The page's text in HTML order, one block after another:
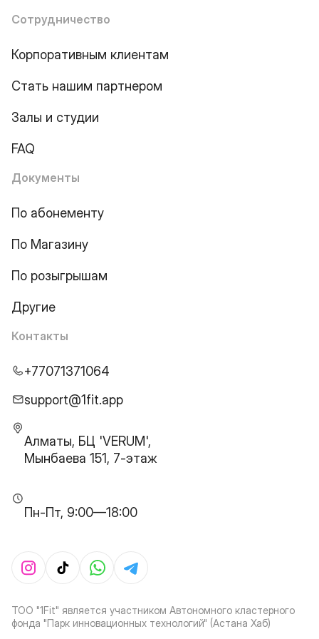
Сотрудничество
Корпоративным клиентам
Стать нашим партнером
Залы и студии
FAQ
Документы
По абонементу
По Магазину
По розыгрышам
Другие
Контакты
+77071371064
support@1fit.app
Алматы, БЦ 'VERUM',
Мынбаева 151, 7-этаж
Пн-Пт, 9:00—18:00
ТОО "1Fit" является участником Автономного кластерного
фонда "Парк инновационных технологий" (Астана Хаб)